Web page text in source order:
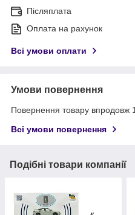
Післяплата
Оплата на рахунок
Всі умови оплати
Умови повернення
Повернення товару впродовж
Всі умови повернення
Подібні товари компанії